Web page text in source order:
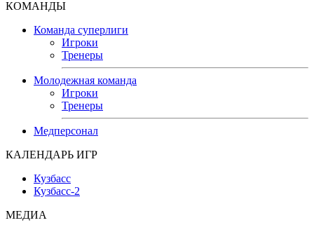
КОМАНДЫ
Команда суперлиги
Игроки
Тренеры
Молодежная команда
Игроки
Тренеры
Медперсонал
КАЛЕНДАРЬ ИГР
Кузбасс
Кузбасс-2
МЕДИА